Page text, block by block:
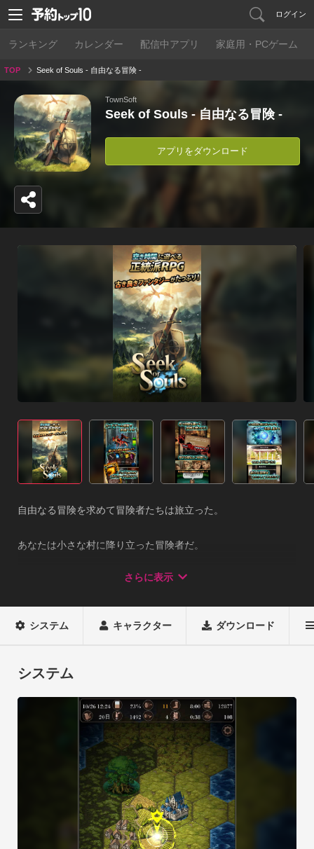
ログイン
ランキング カレンダー 配信中アプリ 家庭用・PCゲーム
TOP Seek of Souls - 自由なる冒険 -
TownSoft
Seek of Souls - 自由なる冒険 -
アプリをダウンロード
自由なる冒険を求めて冒険者たちは旅立った。
あなたは小さな村に降り立った冒険者だ。
つも事件が起こっている。
っと大きな街へ出かけても良い。
何をするのもあなたの自由だ。
しかし、自由には責任が伴う。
行った事に対しての責任は全てあなたが負う必要があるのだ。
自由な世界へようこそ。
私たちはあなたを歓迎します。
Seek of Soulsでは「魔王に村を焼かれた勇者が復讐を行う」や
「神に使命を与えらる」というようなRPGではありません。
さらに表示
システム キャラクター ダウンロード
システム